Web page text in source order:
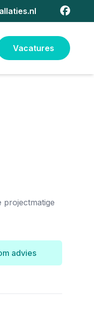
Vacatures
projectmatige
advies